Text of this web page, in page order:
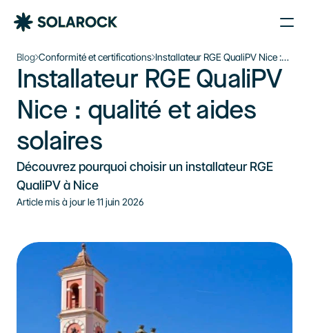
Nos Agences
Nos Installations
À propos
Blog
À propos de Solarock
Nos produits
‍01 89 71 71 48
J’estime mon projet
Blog Conformité et certifications Installateur RGE QualiPV Nice :
qualité et aides solaires
Installateur RGE QualiPV
Nice : qualité et aides
solaires
Découvrez pourquoi choisir un installateur RGE
QualiPV à Nice
Article mis à jour le 11 juin 2026
Le plein d’énergie solaire
dans votre boîte mail
Je souhaite m’inscrire à la newsletter
S'inscrire à la newsletter